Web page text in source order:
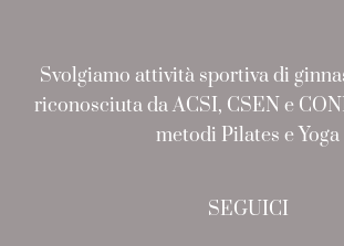
Svolgiamo attività sportiva di
riconosciuta da ACSI, CSEN e
metodi Pilates e Yoga
SEGUICI